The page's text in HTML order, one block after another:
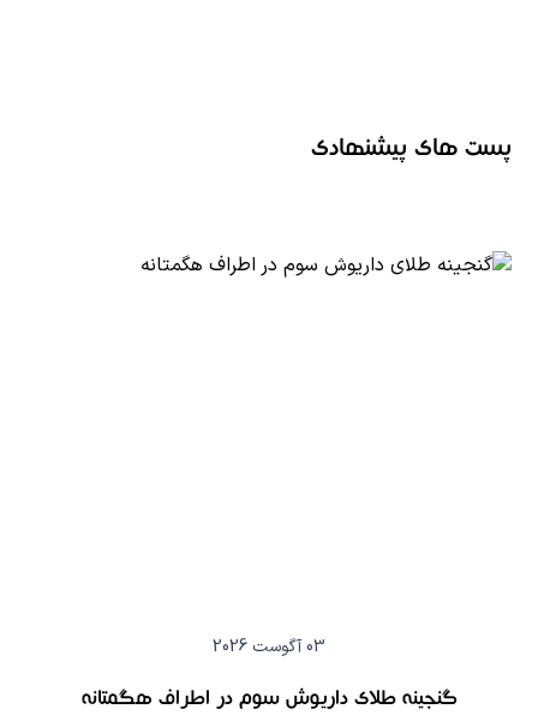
پست های پیشنهادی
03 آگوست 2026
گنجینه طلای داریوش سوم در اطراف هگمتانه